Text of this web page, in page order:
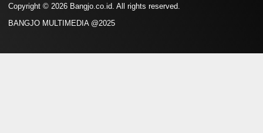
Copyright © 2026 Bangjo.co.id. All rights reserved.
BANGJO MULTIMEDIA @2025